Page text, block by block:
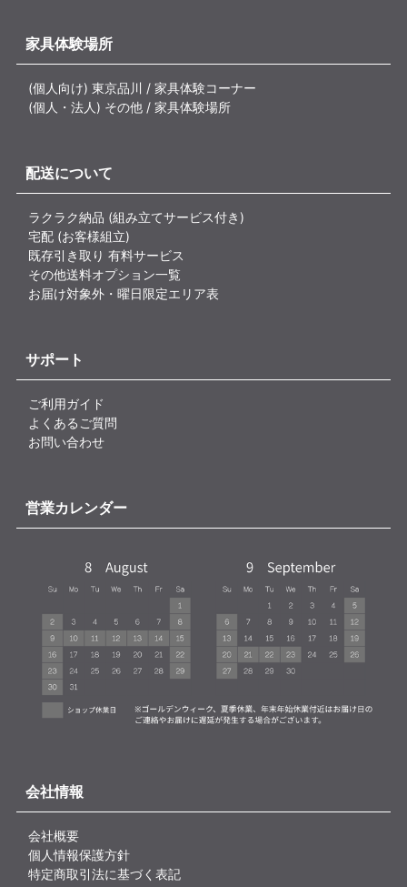
家具体験場所
(個人向け) 東京品川 / 家具体験コーナー
(個人・法人) その他 / 家具体験場所
配送について
ラクラク納品 (組み立てサービス付き)
宅配 (お客様組立)
既存引き取り 有料サービス
その他送料オプション一覧
お届け対象外・曜日限定エリア表
サポート
ご利用ガイド
よくあるご質問
お問い合わせ
営業カレンダー
会社情報
会社概要
個人情報保護方針
特定商取引法に基づく表記